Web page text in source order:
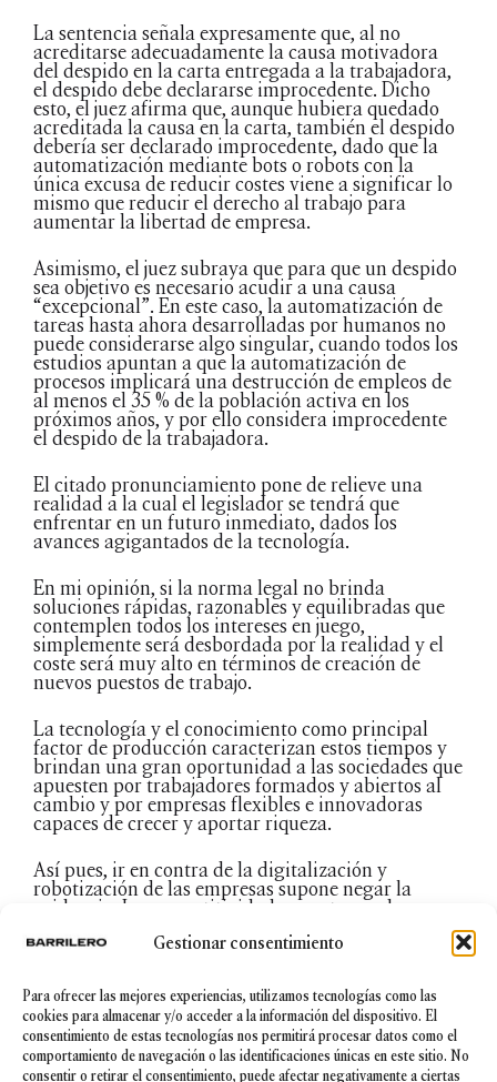
Gestionar consentimiento
Para ofrecer las mejores experiencias, utilizamos tecnologías como las
cookies para almacenar y/o acceder a la información del dispositivo. El
consentimiento de estas tecnologías nos permitirá procesar datos como el
comportamiento de navegación o las identificaciones únicas en este sitio. No
consentir o retirar el consentimiento, puede afectar negativamente a ciertas
La sentencia señala expresamente que, al no
acreditarse adecuadamente la causa motivadora
del despido en la carta entregada a la trabajadora,
el despido debe declararse improcedente. Dicho
esto, el juez afirma que, aunque hubiera quedado
acreditada la causa en la carta, también el despido
debería ser declarado improcedente, dado que la
automatización mediante bots o robots con la
única excusa de reducir costes viene a significar lo
mismo que reducir el derecho al trabajo para
aumentar la libertad de empresa.
Asimismo, el juez subraya que para que un despido
sea objetivo es necesario acudir a una causa
“excepcional”. En este caso, la automatización de
tareas hasta ahora desarrolladas por humanos no
puede considerarse algo singular, cuando todos los
estudios apuntan a que la automatización de
procesos implicará una destrucción de empleos de
al menos el 35 % de la población activa en los
próximos años, y por ello considera improcedente
el despido de la trabajadora.
El citado pronunciamiento pone de relieve una
realidad a la cual el legislador se tendrá que
enfrentar en un futuro inmediato, dados los
avances agigantados de la tecnología.
En mi opinión, si la norma legal no brinda
soluciones rápidas, razonables y equilibradas que
contemplen todos los intereses en juego,
simplemente será desbordada por la realidad y el
coste será muy alto en términos de creación de
nuevos puestos de trabajo.
La tecnología y el conocimiento como principal
factor de producción caracterizan estos tiempos y
brindan una gran oportunidad a las sociedades que
apuesten por trabajadores formados y abiertos al
cambio y por empresas flexibles e innovadoras
capaces de crecer y aportar riqueza.
Así pues, ir en contra de la digitalización y
robotización de las empresas supone negar la
evidencia. La competitividad se centra, cada vez
metodologías organizativas y en la colaboración de
los empleados con robots en procesos de trabajo de
cada vez mayor valor añadido.
Si ya el preacuerdo del Pacto de Toledo alcanzado
en febrero del año 2019 deja abierta la posibilidad
de que los robots puedan llegar a cotizar,